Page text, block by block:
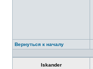
Вернуться к началу
Iskander